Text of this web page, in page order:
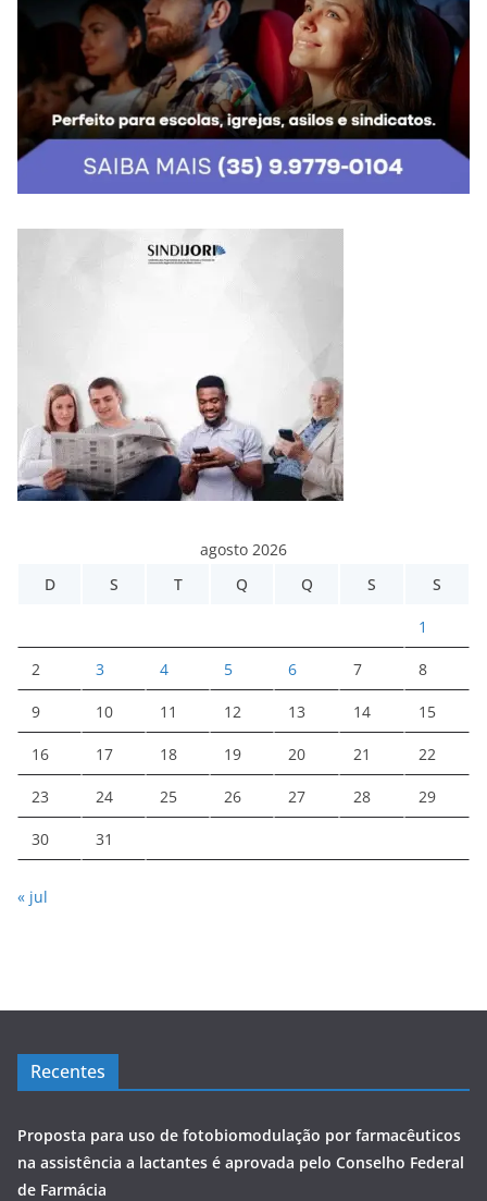
agosto 2026
D
S T Q Q S S
1
2 3 4 5 6 7 8
9 10 11 12 13 14 15
16 17 18 19 20 21 22
23 24 25 26 27 28 29
30 31
« jul
Recentes
Proposta para uso de fotobiomodulação por farmacêuticos
na assistência a lactantes é aprovada pelo Conselho Federal
de Farmácia